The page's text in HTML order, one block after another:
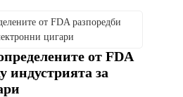
от FDA
индустрията за